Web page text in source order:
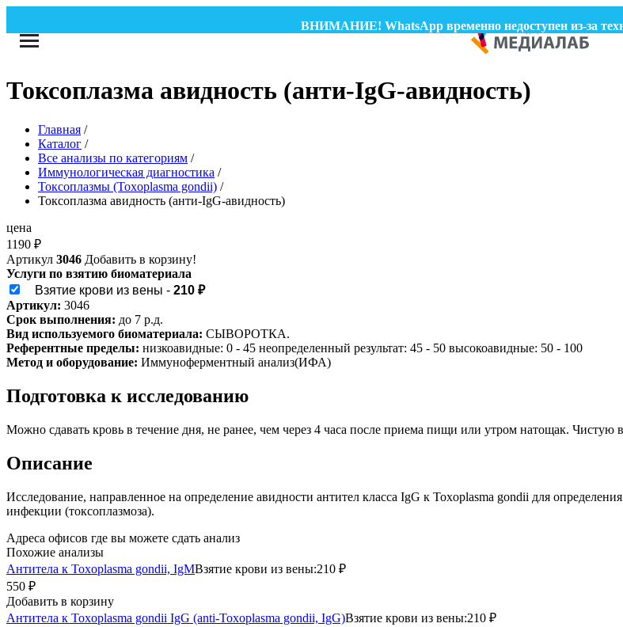
ВНИМАНИЕ! WhatsApp временно недоступен из-за
Токсоплазма авидность (анти-IgG-авидность)
Главная /
Каталог /
Все анализы по категориям /
Иммунологическая диагностика /
Токсоплазмы (Toxoplasma gondii) /
Токсоплазма авидность (анти-IgG-авидность)
цена
1190 ₽
Артикул 3046 Добавить в корзину!
Услуги по взятию биоматериала
Взятие крови из вены - 210 ₽
Артикул: 3046
Срок выполнения: до 7 р.д.
Вид используемого биоматериала: СЫВОРОТКА.
Референтные пределы: низкоавидные: 0 - 45 неопределенный результат: 45 - 50 высокоавидные: 50 - 100
Метод и оборудование: Иммуноферментный анализ(ИФА)
Подготовка к исследованию
Можно сдавать кровь в течение дня, не ранее, чем через 4 часа после приема пищи или утром натощак.
Описание
Исследование, направленное на определение авидности антител класса IgG к Toxoplasma gondii для
инфекции (токсоплазмоза).
Адреса офисов где вы можете сдать анализ
Похожие анализы
Антитела к Toxoplasma gondii, IgMВзятие крови из вены:210 ₽
550 ₽
Добавить в корзину
Антитела к Toxoplasma gondii IgG (anti-Toxoplasma gondii, IgG)Взятие крови из вены:210 ₽